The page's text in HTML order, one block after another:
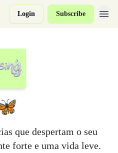
Login Subscribe
que despertam o seu
forte e uma vida leve.